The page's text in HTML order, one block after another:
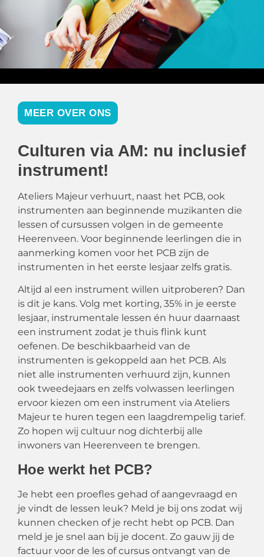
MEER OVER ONS
Culturen via AM: nu inclusief
instrument!
Ateliers Majeur verhuurt, naast het PCB, ook
instrumenten aan beginnende muzikanten die
lessen of cursussen volgen in de gemeente
Heerenveen. Voor beginnende leerlingen die in
aanmerking komen voor het PCB zijn de
instrumenten in het eerste lesjaar zelfs gratis.
Altijd al een instrument willen uitproberen? Dan
is dit je kans. Volg met korting, 35% in je eerste
lesjaar, instrumentale lessen én huur daarnaast
een instrument zodat je thuis flink kunt
oefenen. De beschikbaarheid van de
instrumenten is gekoppeld aan het PCB. Als
niet alle instrumenten verhuurd zijn, kunnen
ook tweedejaars en zelfs volwassen leerlingen
ervoor kiezen om een instrument via Ateliers
Majeur te huren tegen een laagdrempelig tarief.
Zo hopen wij cultuur nog dichterbij alle
inwoners van Heerenveen te brengen.
Hoe werkt het PCB?
Je hebt een proefles gehad of aangevraagd en
je vindt de lessen leuk? Meld je bij ons zodat wij
kunnen checken of je recht hebt op PCB. Dan
meld je je snel aan bij je docent. Zo gauw jij de
factuur voor de les of cursus ontvangt van de